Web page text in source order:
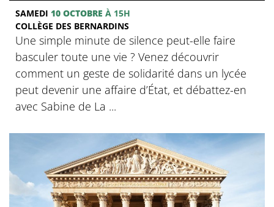
SAMEDI 10 OCTOBRE À 15H
COLLÈGE DES BERNARDINS
Une simple minute de silence peut-elle faire
basculer toute une vie ? Venez découvrir
comment un geste de solidarité dans un lycée
peut devenir une affaire d’État, et débattez-en
avec Sabine de La ...